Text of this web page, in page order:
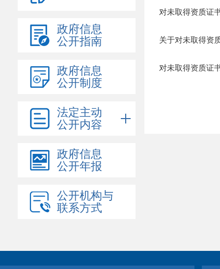
政府信息
公开指南
政府信息
公开制度
法定主动
公开内容
政府信息
公开年报
公开机构与
联系方式